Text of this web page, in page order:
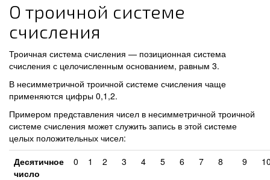
О троичной системе
счисления
Троичная система счисления — позиционная система
счисления с целочисленным основанием, равным 3.
В несимметричной троичной системе счисления чаще
применяются цифры 0,1,2.
Примером представления чисел в несимметричной троичной
системе счисления может служить запись в этой системе
целых положительных чисел:
Десятичное
число
0 1 2 3 4 5 6 7 8 9